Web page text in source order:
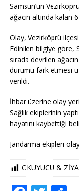
Samsun’un
ağacın altında kalan
Olay, Vezirköprü
Edinilen bilgiye göre,
sırada devrilen
durumu fark etmesi
verildi.
İhbar üzerine olay
Sağlık ekiplerinin
hayatını kaybettiği
Jandarma ekipleri
OKUYUCU &